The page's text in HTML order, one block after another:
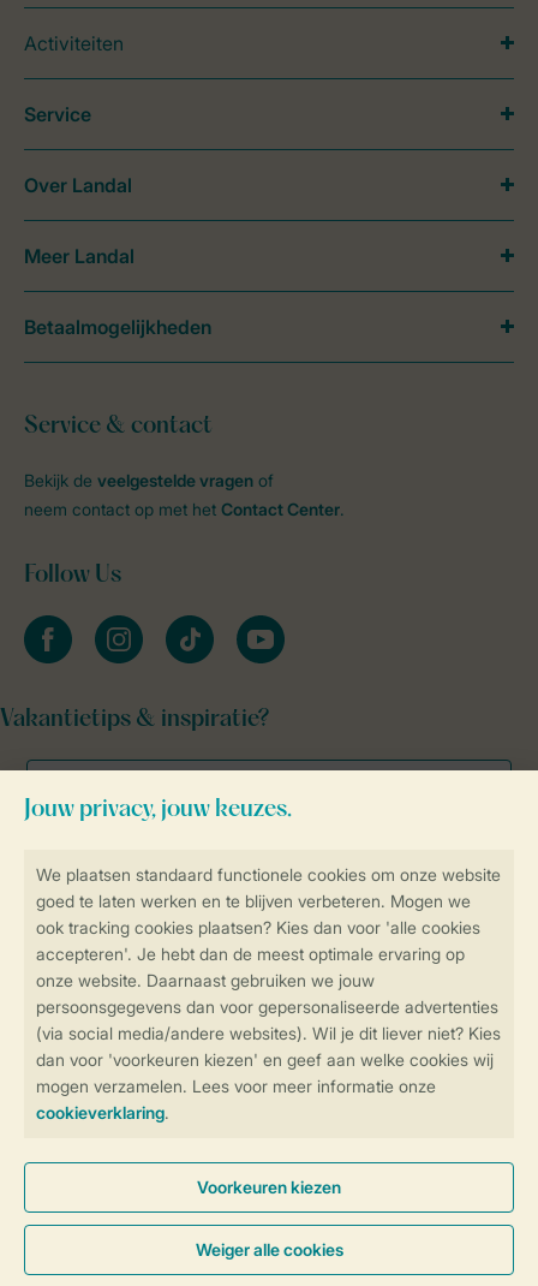
Controle over jouw gegevens &
Instellingen wijzigen
Veilig en snel online boeken
Veilige gegevensoverdracht
Veilige betaling
Activiteiten
Service & contact
Bekijk de veelgestelde vragen of
neem contact op met het Contact Center.
Follow Us
facebookinstagramtiktok youtube
Vakantietips & inspiratie?
Service
Over Landal
Meer Landal
Betaalmogelijkheden